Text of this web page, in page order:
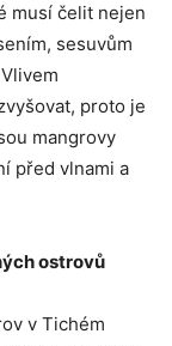
musí čelit nejen
sesuvům
proto je
mangrovy
před vlnami a
ostrovů
v Tichém